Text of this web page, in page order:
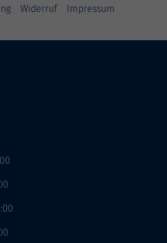
Widerruf Impressum